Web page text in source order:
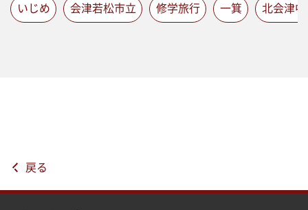
いじめ 会津若松市立 修学旅行 一箕 北会津中
戻る